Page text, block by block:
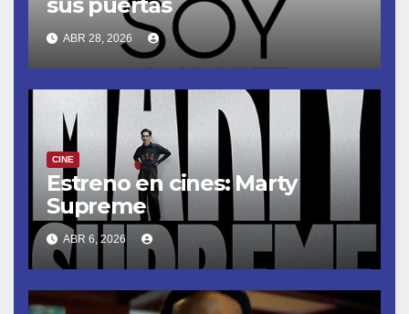
ABR 28, 2026
CINE
Estreno en cines: Marty
Supreme
ABR 6, 2026